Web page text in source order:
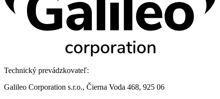
Technický prevádzkovateľ:
Galileo Corporation s.r.o., Čierna Voda 468, 925 06